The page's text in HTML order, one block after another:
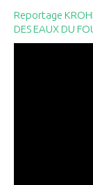
Reportage
DES EAUX DU